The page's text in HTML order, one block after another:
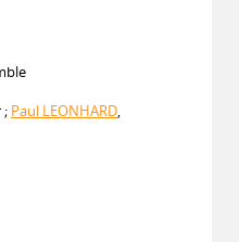
; Paul LEONHARD,